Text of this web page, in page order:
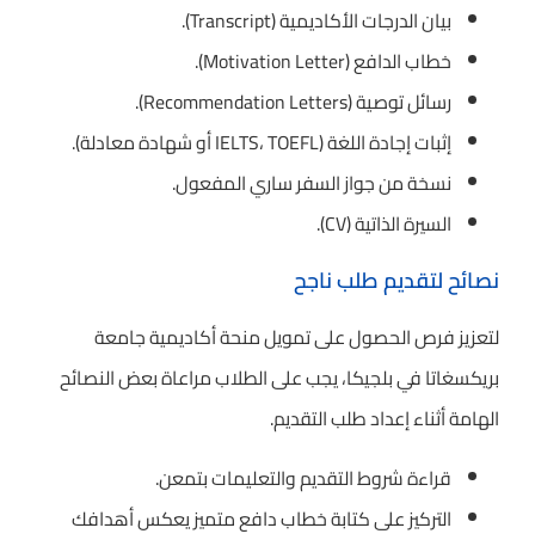
بيان الدرجات الأكاديمية (Transcript).
خطاب الدافع (Motivation Letter).
رسائل توصية (Recommendation Letters).
إثبات إجادة اللغة (IELTS، TOEFL أو شهادة معادلة).
نسخة من جواز السفر ساري المفعول.
السيرة الذاتية (CV).
نصائح لتقديم طلب ناجح
لتعزيز فرص الحصول على تمويل منحة أكاديمية جامعة
بريكسغاتا في بلجيكا، يجب على الطلاب مراعاة بعض النصائح
الهامة أثناء إعداد طلب التقديم.
قراءة شروط التقديم والتعليمات بتمعن.
التركيز على كتابة خطاب دافع متميز يعكس أهدافك